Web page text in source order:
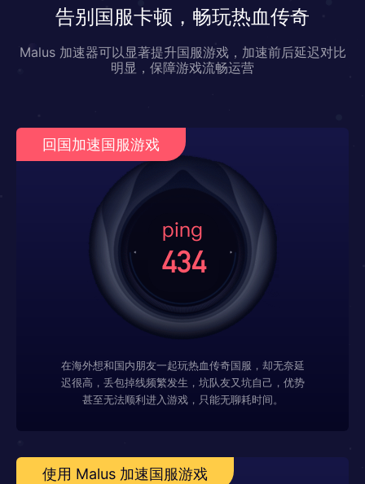
告别国服卡顿，畅玩热血传奇
Malus 加速器可以显著提升国服游戏，加速前后延迟对比
明显，保障游戏流畅运营
回国加速国服游戏
在海外想和国内朋友一起玩热血传奇国服，却无奈延
迟很高，丢包掉线频繁发生，坑队友又坑自己，优势
甚至无法顺利进入游戏，只能无聊耗时间。
使用 Malus 加速国服游戏